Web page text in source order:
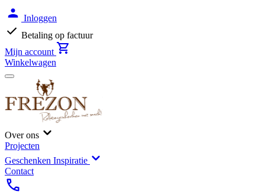
Inloggen
Betaling op factuur
Mijn account
Winkelwagen
Over ons
Projecten
Geschenken Inspiratie
Contact